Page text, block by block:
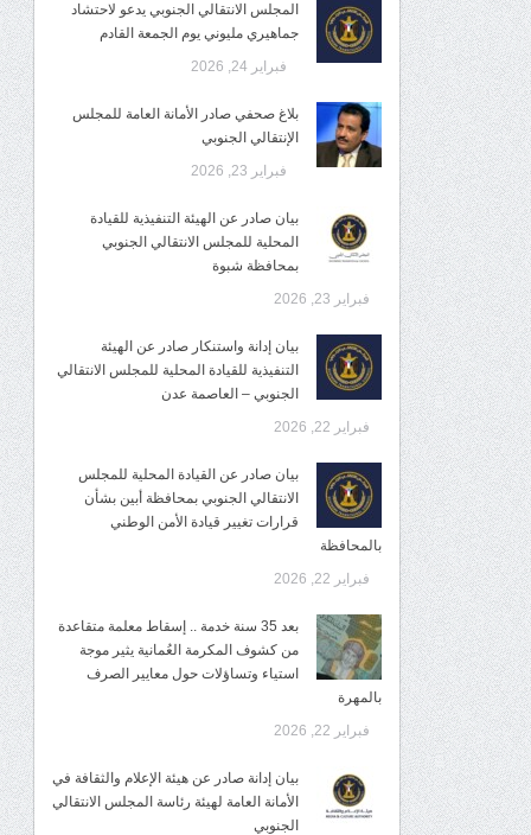
المجلس الانتقالي الجنوبي يدعو لاحتشاد
جماهيري مليوني يوم الجمعة القادم
فبراير 24, 2026
بلاغ صحفي صادر الأمانة العامة للمجلس
الإنتقالي الجنوبي
فبراير 23, 2026
بيان صادر عن الهيئة التنفيذية للقيادة
المحلية للمجلس الانتقالي الجنوبي
بمحافظة شبوة
فبراير 23, 2026
بيان إدانة واستنكار صادر عن الهيئة
التنفيذية للقيادة المحلية للمجلس الانتقالي
الجنوبي – العاصمة عدن
فبراير 22, 2026
بيان صادر عن القيادة المحلية للمجلس
الانتقالي الجنوبي بمحافظة أبين بشأن
قرارات تغيير قيادة الأمن الوطني
بالمحافظة
فبراير 22, 2026
بعد 35 سنة خدمة .. إسقاط معلمة متقاعدة
من كشوف المكرمة العُمانية يثير موجة
استياء وتساؤلات حول معايير الصرف
بالمهرة
فبراير 22, 2026
بيان إدانة صادر عن هيئة الإعلام والثقافة في
الأمانة العامة لهيئة رئاسة المجلس الانتقالي
الجنوبي